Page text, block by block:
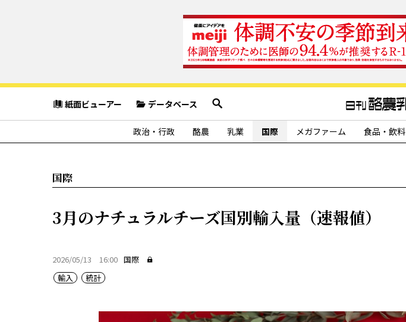
紙面ビューアー データベース
政治・行政 酪農 乳業 国際 メガファーム 食品・飲料
国際
3月のナチュラルチーズ国別輸入量（速報値）
2026/05/13 16:00 国際
輸入
統計